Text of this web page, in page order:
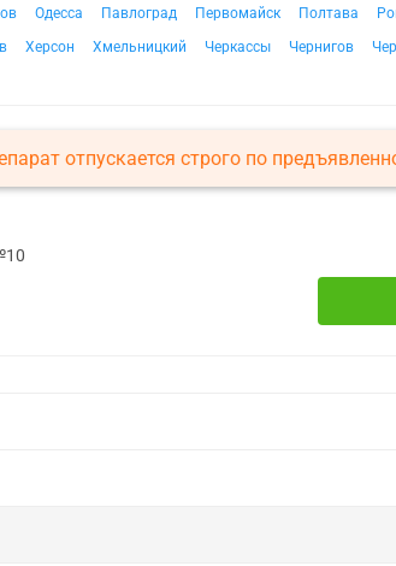
Одесса Павлоград Первомайск Полтава
Херсон Хмельницкий Черкассы Чернигов
отпускается строго по